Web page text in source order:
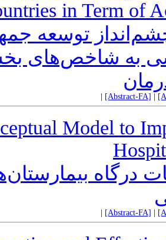
in Term of
توسعه
به شاخص‌های
[Abstract-FA]
Model to
درگاه‌
[Abstract-FA]